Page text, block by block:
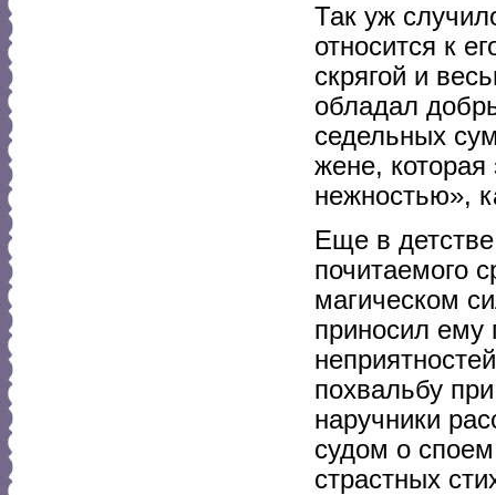
Так уж
относится к
скрягой и
обладал
седельных
жене,
нежностью»,
Еще в
почитаемого
магическом
приносил ему
похвальбу
наручники
судом о
страстных